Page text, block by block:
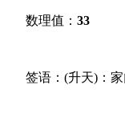
数理值： 33
签语：(升天)：家